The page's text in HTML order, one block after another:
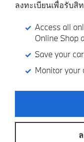
ลงทะเบียนเพื่อรับสิ
Access all
Online Shop
Save your
Monitor your
MINI